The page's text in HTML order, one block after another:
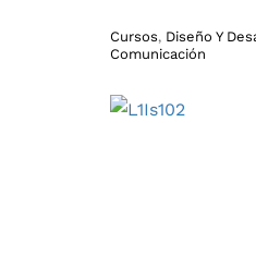
Cursos, Diseño Y
Comunicación